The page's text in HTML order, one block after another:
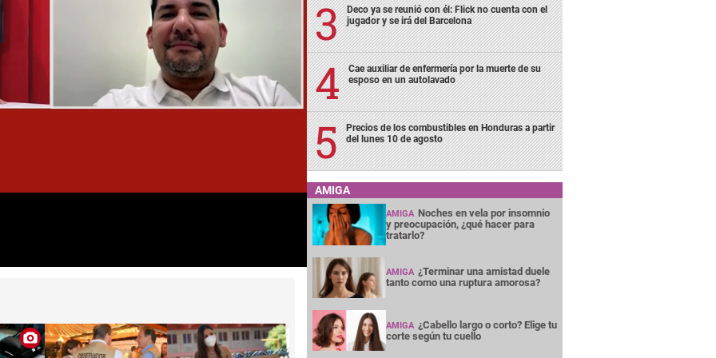
Deco ya se reunió con él: Flick no cuenta con el
jugador y se irá del Barcelona
Cae auxiliar de enfermería por la muerte de su
esposo en un autolavado
Precios de los combustibles en Honduras a partir
del lunes 10 de agosto
AMIGA
AMIGA Noches en vela por insomnio
y preocupación, ¿qué hacer para
tratarlo?
AMIGA ¿Terminar una amistad duele
tanto como una ruptura amorosa?
AMIGA ¿Cabello largo o corto? Elige tu
corte según tu cuello